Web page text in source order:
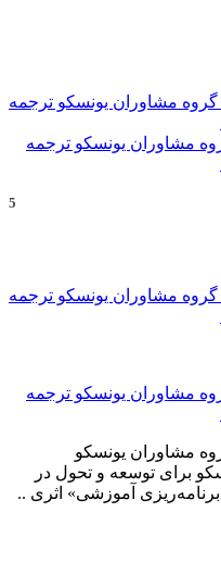
مشاوران یونسکو ترجمه
5
مشاوران یونسکو ترجمه
مشاوران یونسکو
برای توسعه و تحول در
آموزشی» اثری ..